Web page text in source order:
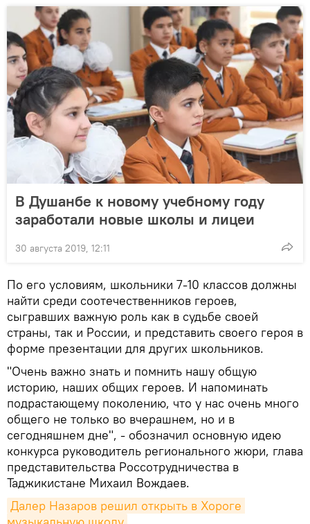
В Душанбе к новому учебному году
заработали новые школы и лицеи
30 августа 2019, 12:11
По его условиям, школьники 7-10 классов должны
найти среди соотечественников героев,
сыгравших важную роль как в судьбе своей
страны, так и России, и представить своего героя в
форме презентации для других школьников.
"Очень важно знать и помнить нашу общую
историю, наших общих героев. И напоминать
подрастающему поколению, что у нас очень много
общего не только во вчерашнем, но и в
сегодняшнем дне", - обозначил основную идею
конкурса руководитель регионального жюри, глава
представительства Россотрудничества в
Таджикистане Михаил Вождаев.
Далер Назаров решил открыть в Хороге